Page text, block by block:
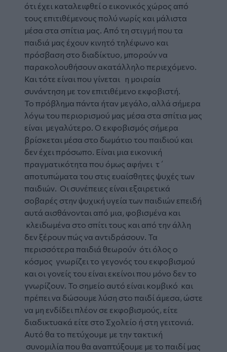
ότι έχει καταλειφθεί ο εικονικός χώρος από
τους επιτιθέμενους πολύ νωρίς και μάλιστα
μέσα στα σπίτια μας. Από τη στιγμή που τα
παιδιά μας έχουν κινητό τηλέφωνο και
πρόσβαση στο διαδίκτυο, μπορούν να
παρακολουθήσουν ακατάλληλο περιεχόμενο.
Και τότε είναι που γίνεται η μοιραία
συνάντηση με τον επιτιθέμενο εκφοβιστή.
Το πρόβλημα πάντα ήταν μεγάλο, αλλά σήμερα
λόγω του περιορισμού μας μέσα στα σπίτια μας
είναι μεγαλύτερο. Ο εκφοβισμός σήμερα
βρίσκεται μέσα στο δωμάτιο του παιδιού και
δεν έχει πρόσωπο. Είναι μια εικονική
πραγματικότητα που όμως αφήνει τ΄
αποτυπώματα του στις ευαίσθητες ψυχές των
παιδιών. Οι συνέπειες είναι εξαιρετικά
σοβαρές στην ψυχική υγεία των παιδιών επειδή
αυτά αισθάνονται από μια, φοβισμένα και
κλειδωμένα στο σπίτι τους και από την άλλη
δεν ξέρουν πώς να αντιδράσουν. Τα
περισσότερα παιδιά θεωρούν ότι όλος ο
κόσμος γνωρίζει το γεγονός του εκφοβισμού
και οι γονείς του είναι εκείνοι που μόνο δεν το
γνωρίζουν. Το σημείο αυτό είναι κομβικό και
πρέπει να δώσουμε λύση στο παιδί άμεσα, ώστε
να μη ενδίδει πλέον σε εκφοβισμούς, είτε
διαδικτυακά είτε στο Σχολείο ή στη γειτονιά.
Αυτό θα το πετύχουμε με την τακτική
συνομιλία που θα αναπτύξουμε με το παιδί μας